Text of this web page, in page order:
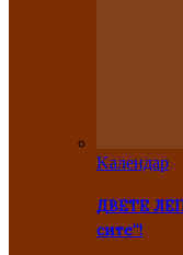
Kалендар
ДВЕТЕ
сите“!